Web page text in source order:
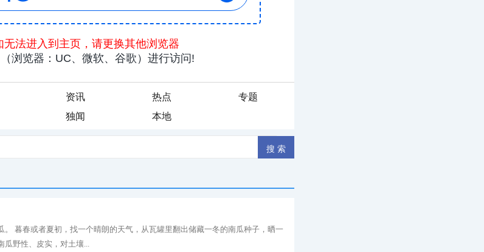
资讯 热点
专题
独闻 本地
。 暮春或者夏初，找一个晴朗的天气，从瓦罐里翻出储藏一冬的南瓜种子，晒一
瓜野性、皮实，对土壤...